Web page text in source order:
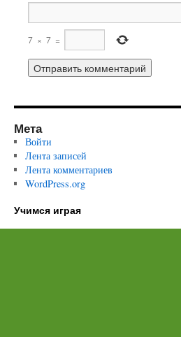
7 × 7 =
Мета
Войти
Лента записей
Лента комментариев
WordPress.org
Учимся играя